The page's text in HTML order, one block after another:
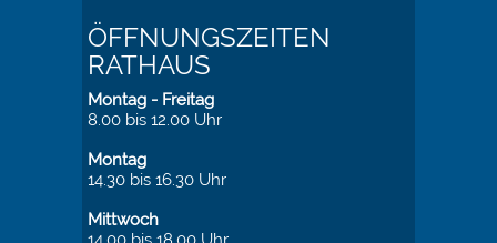
ÖFFNUNGSZEITEN
RATHAUS
Montag - Freitag
8.00 bis 12.00 Uhr
Montag
14.30 bis 16.30 Uhr
Mittwoch